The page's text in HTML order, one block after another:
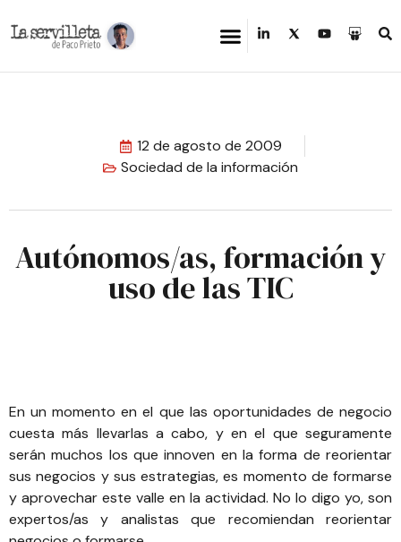
12 de agosto de 2009
Sociedad de la información
Autónomos/as, formación y
uso de las TIC
En un momento en el que las oportunidades de negocio
cuesta más llevarlas a cabo, y en el que seguramente
serán muchos los que innoven en la forma de reorientar
sus negocios y sus estrategias, es momento de formarse
y aprovechar este valle en la actividad. No lo digo yo, son
expertos/as y analistas que recomiendan reorientar